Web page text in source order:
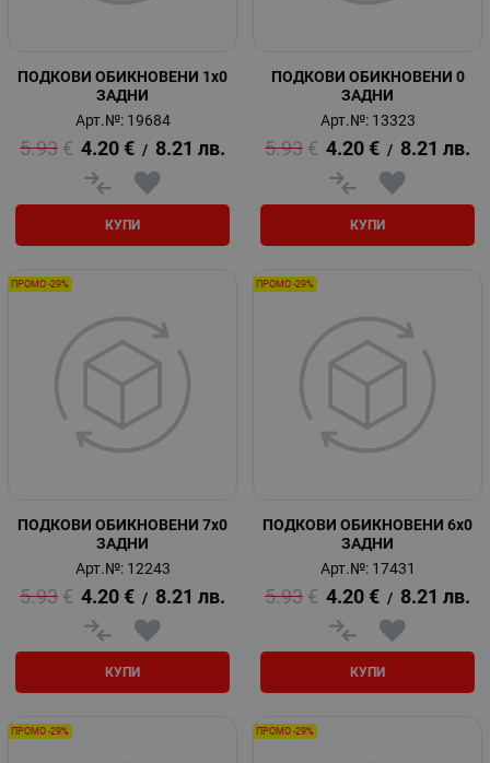
ПОДКОВИ ОБИКНОВЕНИ 1x0
ЗАДНИ
Арт.№: 19684
5.93 € 4.20 € / 8.21 лв.
КУПИ
ПОДКОВИ ОБИКНОВЕНИ 0
ЗАДНИ
Арт.№: 13323
5.93 € 4.20 € / 8.21 лв.
КУПИ
ПОДКОВИ ОБИКНОВЕНИ 7x0
ЗАДНИ
Арт.№: 12243
5.93 € 4.20 € / 8.21 лв.
КУПИ
ПРОМО -29%
ПОДКОВИ ОБИКНОВЕНИ 6x0
ЗАДНИ
Арт.№: 17431
5.93 € 4.20 € / 8.21 лв.
КУПИ
ПРОМО -29%
ПРОМО -29% ПРОМО -29%